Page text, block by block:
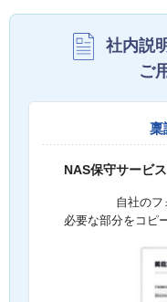
社内説
ご
稟
NAS保守サービ
自社のフ
必要な部分をコピ